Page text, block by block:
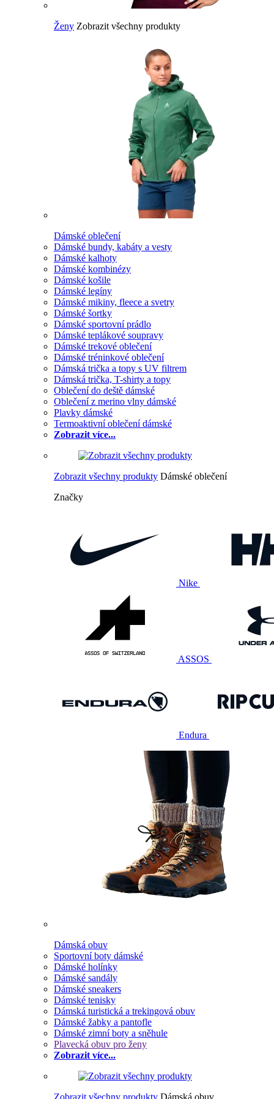
Ženy Zobrazit všechny produkty
Dámské oblečení
Dámské bundy, kabáty a vesty
Dámské kalhoty
Dámské kombinézy
Dámské košile
Dámské legíny
Dámské mikiny, fleece a svetry
Dámské šortky
Dámské sportovní prádlo
Dámské teplákové soupravy
Dámské trekové oblečení
Dámské tréninkové oblečení
Dámská trička a topy s UV filtrem
Dámská trička, T-shirty a topy
Oblečení do deště dámské
Oblečení z merino vlny dámské
Plavky dámské
Termoaktivní oblečení dámské
Zobrazit více...
Zobrazit všechny produkty Dámské oblečení
Značky
Nike
ASSOS
Endura
Dámská obuv
Sportovní boty dámské
Dámské holínky
Dámské sandály
Dámské sneakers
Dámské tenisky
Dámská turistická a trekingová obuv
Dámské žabky a pantofle
Dámské zimní boty a sněhule
Plavecká obuv pro ženy
Zobrazit více...
Zobrazit všechny produkty Dámská obuv